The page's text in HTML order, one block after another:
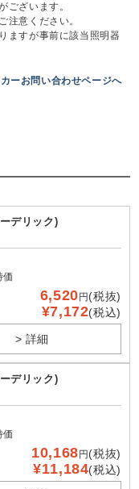
ございます。
注意ください。
ますが事前に該当照明器
ーお問い合わせページへ
デリック)
価
6,520 円 (税抜)
¥7,172(税込)
> 詳細
デリック)
価
10,168 円 (税抜)
¥11,184(税込)